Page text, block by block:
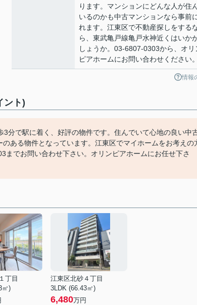
ります。マンションにどんな人が住
いるのかも中古マンションなら事前
れます。江東区で不動産探しをする
ら、東武亀戸線亀戸水神近くはいか
しょうか。03-6807-0303から、オリ
ピアホームにお問い合わせください
情報
ント)
分で駅に着く、好評の物件です。住んでいて心地の良い中
ある物件となっています。江東区でマイホームをお考えの
でお問い合わせ下さい。オリンピアホームにお任せ下さ
丁目
㎡)
江東区北砂４丁目
3LDK (66.43㎡)
6,480万円